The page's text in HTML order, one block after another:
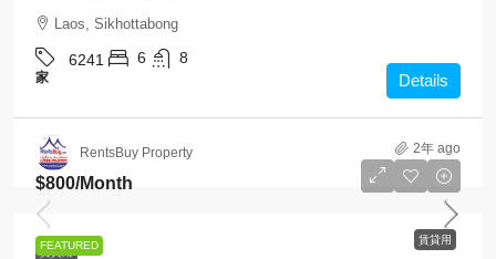
Laos, Sikhottabong
6241 6 8
家 Details
RentsBuy Property 2年 ago
FEATURED 賃貸用
$800/Month
賃貸用